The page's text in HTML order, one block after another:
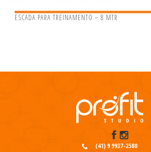
ESCADA PARA TREINAMENTO – 8 MTR
(41) 9 9937-2580